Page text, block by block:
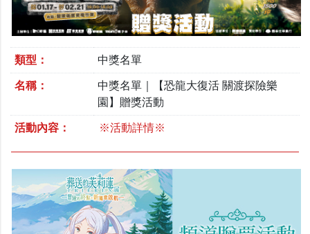
類型： 中獎名單
名稱：
中獎名單｜【恐龍大復活 關渡探險樂
園】贈獎活動
活動內容： ※活動詳情※